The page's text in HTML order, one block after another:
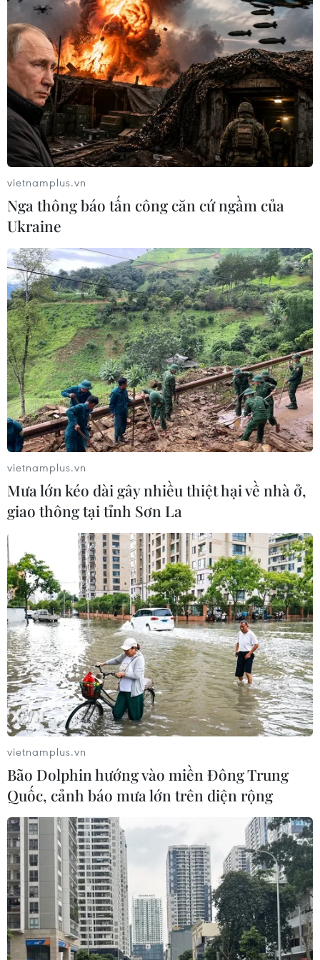
TIN CÙNG CHUYÊN MỤC
Nga thông báo tấn công căn
vietnamplus.vn
Nga thông báo tấn công căn cứ ngầm của
Ukraine
vietnamplus.vn
Mưa lớn kéo dài gây nhiều thiệt hại về nhà ở,
giao thông tại tỉnh Sơn La
vietnamplus.vn
Bão Dolphin hướng vào miền Đông Trung
Quốc, cảnh báo mưa lớn trên diện rộng